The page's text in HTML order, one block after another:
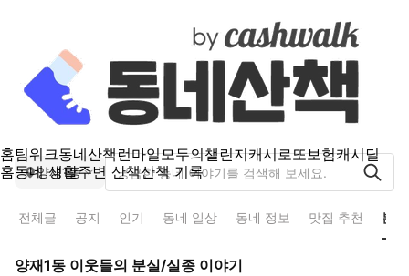
홈팀워크동네산책런마일모두의챌린지캐시로또보험캐시딜
홈동네 생활주변 산책산책 기록
양재1동
전체글 공지 인기 동네 일상 동네 정보 맛집 추천 분
양재1동 이웃들의 분실/실종 이야기